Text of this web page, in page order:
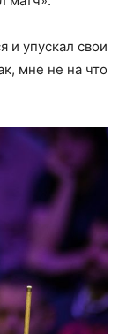
и упускал свои
мне не на что